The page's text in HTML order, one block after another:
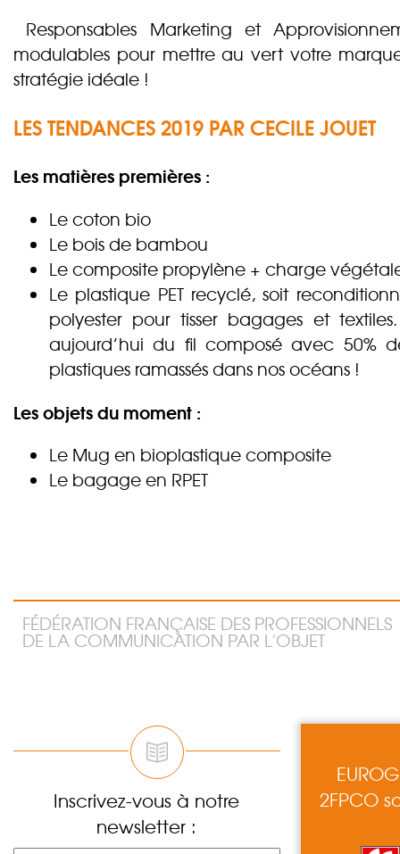
Responsables Marketing et
modulables pour mettre au vert votre
stratégie idéale !
LES TENDANCES 2019 PAR CECILE JOUET
Les matières premières :
Le coton bio
Le bois de bambou
Le composite propylène + charge
Le plastique PET recyclé, soit
polyester pour tisser bagages et
aujourd’hui du fil composé avec 50%
plastiques ramassés dans nos océans !
Les objets du moment :
Le Mug en bioplastique composite
Le bagage en RPET
FÉDÉRATION FRANÇAISE DES PROFESSIONNELS
DE LA COMMUNICATION PAR L'OBJET
Inscrivez-vous à notre
newsletter :
2FPCO